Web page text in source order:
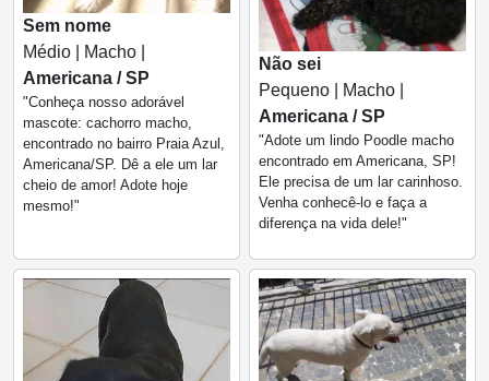
Sem nome
Médio | Macho |
Americana / SP
"Conheça nosso adorável
mascote: cachorro macho,
encontrado no bairro Praia Azul,
Americana/SP. Dê a ele um lar
cheio de amor! Adote hoje
mesmo!"
Não sei
Pequeno | Macho |
Americana / SP
"Adote um lindo Poodle macho
encontrado em Americana, SP!
Ele precisa de um lar carinhoso.
Venha conhecê-lo e faça a
diferença na vida dele!"